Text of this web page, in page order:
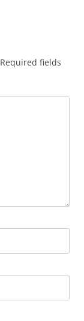
Required fields